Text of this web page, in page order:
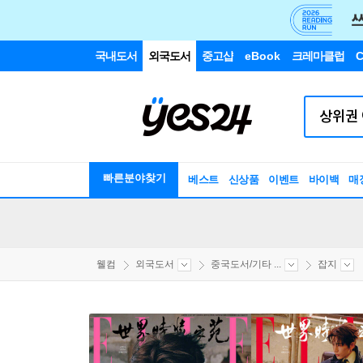
국내도서 외국도서 중고샵 eBook 크레마클럽
빠른분야찾기 베스트 신상품 이벤트 바이백 매
웰컴 외국도서 중국도서/기타 ... 잡지